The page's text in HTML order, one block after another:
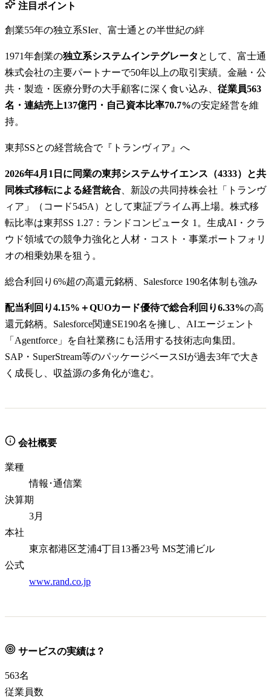
注目ポイント
創業55年の独立系SIer、富士通との半世紀の絆
1971年創業の独立系システムインテグレータ として、富士通
株式会社の主要パートナーで50年以上の取引実績。金融・公
共・製造・医療分野の大手顧客に深く食い込み、 従業員563
名・連結売上137億円・自己資本比率70.7%の安定経営を維
持。
東邦SSとの経営統合で『トランヴィア』へ
2026年4月1日に同業の東邦システムサイエンス（4333）と共
同株式移転による経営統合 、新設の共同持株会社「トランヴ
ィア」（コード545A）として東証プライム再上場。株式移
転比率は東邦SS 1.27：ランドコンピュータ 1。生成AI・クラ
ウド領域での競争力強化と人材・コスト・事業ポートフォリ
オの相乗効果を狙う。
総合利回り6%超の高還元銘柄、Salesforce 190名体制も強み
配当利回り4.15%＋QUOカード優待で総合利回り6.33%の高
還元銘柄。Salesforce関連SE190名を擁し、AIエージェント
「Agentforce」を自社業務にも活用する技術志向集団。
SAP・SuperStream等のパッケージベースSIが過去3年で大き
く成長し、収益源の多角化が進む。
会社概要
業種
情報･通信業
決算期
3月
本社
東京都港区芝浦4丁目13番23号 MS芝浦ビル
公式
www.rand.co.jp
サービスの実績は？
563名
従業員数